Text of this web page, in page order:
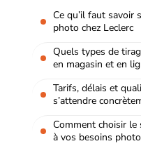
Ce qu’il faut savoir
photo chez Leclerc
Quels types de
en magasin et en
Tarifs, délais et
s’attendre
Comment choisir le
à vos besoins